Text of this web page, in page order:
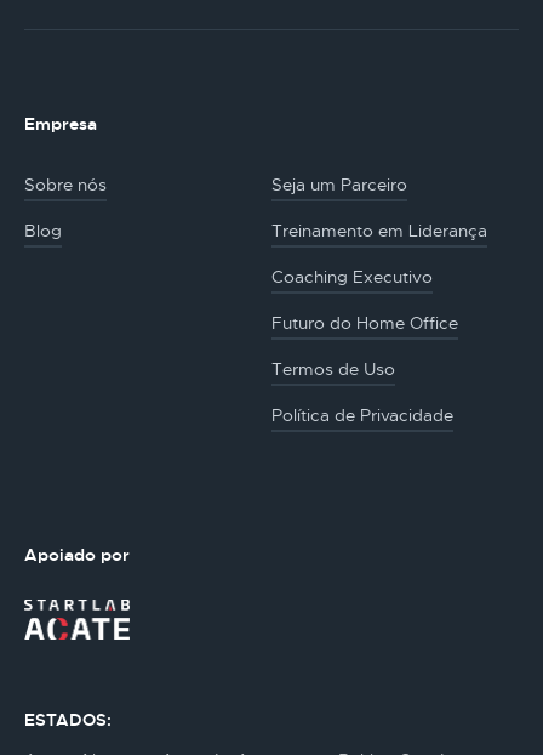
Empresa
Sobre nós Seja um Parceiro
Blog Treinamento em Liderança
Coaching Executivo
Futuro do Home Office
Termos de Uso
Política de Privacidade
Apoiado por
ESTADOS: